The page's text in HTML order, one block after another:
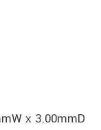
x 3.00mmD